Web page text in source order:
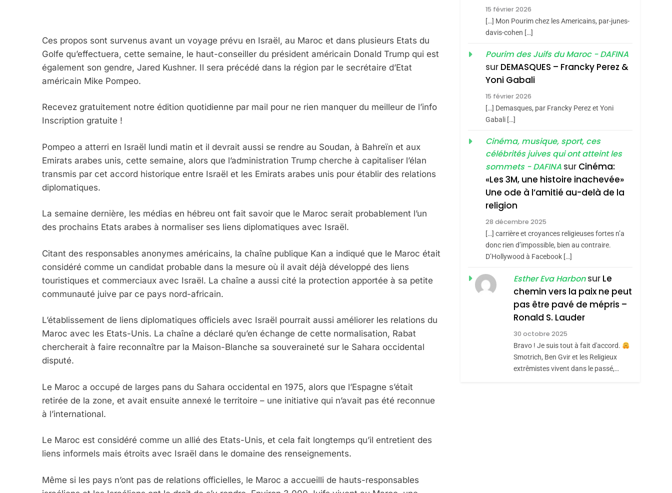
Ces propos sont survenus avant un voyage prévu en Israël, au Maroc et dans plusieurs Etats du
Golfe qu’effectuera, cette semaine, le haut-conseiller du président américain Donald Trump qui est
également son gendre, Jared Kushner. Il sera précédé dans la région par le secrétaire d’Etat
américain Mike Pompeo.
Recevez gratuitement notre édition quotidienne par mail pour ne rien manquer du meilleur de l’info
Inscription gratuite !
Pompeo a atterri en Israël lundi matin et il devrait aussi se rendre au Soudan, à Bahreïn et aux
Emirats arabes unis, cette semaine, alors que l’administration Trump cherche à capitaliser l’élan
transmis par cet accord historique entre Israël et les Emirats arabes unis pour établir des relations
diplomatiques.
La semaine dernière, les médias en hébreu ont fait savoir que le Maroc serait probablement l’un
des prochains Etats arabes à normaliser ses liens diplomatiques avec Israël.
Citant des responsables anonymes américains, la chaîne publique Kan a indiqué que le Maroc était
considéré comme un candidat probable dans la mesure où il avait déjà développé des liens
touristiques et commerciaux avec Israël. La chaîne a aussi cité la protection apportée à sa petite
communauté juive par ce pays nord-africain.
L’établissement de liens diplomatiques officiels avec Israël pourrait aussi améliorer les relations du
Maroc avec les Etats-Unis. La chaîne a déclaré qu’en échange de cette normalisation, Rabat
chercherait à faire reconnaître par la Maison-Blanche sa souveraineté sur le Sahara occidental
disputé.
Le Maroc a occupé de larges pans du Sahara occidental en 1975, alors que l’Espagne s’était
retirée de la zone, et avait ensuite annexé le territoire – une initiative qui n’avait pas été reconnue
à l’international.
Le Maroc est considéré comme un allié des Etats-Unis, et cela fait longtemps qu’il entretient des
liens informels mais étroits avec Israël dans le domaine des renseignements.
Même si les pays n’ont pas de relations officielles, le Maroc a accueilli de hauts-responsables
2
Dis Guerre»: La
Nouvelle Chanson De
Boy George
ISRAÉL JUDAISME
Accords D’Isaac:
L’alliance Pourrait
S’étendre À 13 Pays
D’Amérique Latine
ISRAÉL JUDAISME
5
Meurtrière Selon Le
Rapport D’ADL
Contre
L’antisémitisme
FRANCE ISRAÉL
FIÈRE, DIGNE ET
RÉSILIENTE :
POURQUOI JE
REVENDIQUE MA
JUDAÏTE Par Thérèse
Zrihen-Dvir
ISRAÉL JUDAISME
CE QUI NOUS
MANQUE – Jacques
Hadida
JUDAISME
Maroc : Les Amandes
15 février 2026
[…] Mon Pourim chez les Americains, par-junes-
davis-cohen […]
Pourim des Juifs du Maroc - DAFINA
sur DEMASQUES – Francky Perez &
Yoni Gabali
15 février 2026
[…] Demasques, par Francky Perez et Yoni
Gabali […]
Cinéma, musique, sport, ces
célébrités juives qui ont atteint les
sommets - DAFINA sur Cinéma:
«Les 3M, une histoire inachevée»
Une ode à l’amitié au-delà de la
religion
28 décembre 2025
[…] carrière et croyances religieuses fortes n’a
donc rien d’impossible, bien au contraire.
D’Hollywood à Facebook […]
Esther Eva Harbonsur Le
chemin vers la paix ne peut
pas être pavé de mépris –
Ronald S. Lauder
30 octobre 2025
Bravo ! Je suis tout à fait d'accord.
Smotrich, Ben Gvir et les Religieux
extrêmistes vivent dans le passé,…